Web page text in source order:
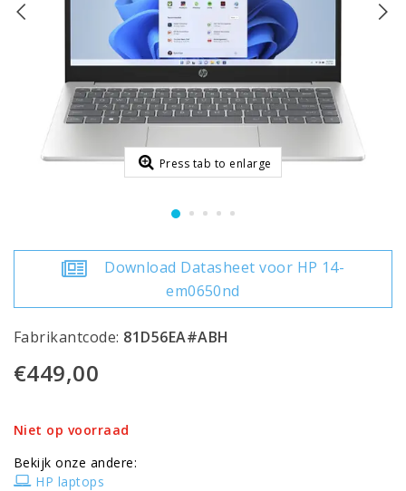
Press tab to enlarge
Download Datasheet voor HP 14-
em0650nd
Fabrikantcode: 81D56EA#ABH
€449,00
Niet op voorraad
Bekijk onze andere:
HP laptops